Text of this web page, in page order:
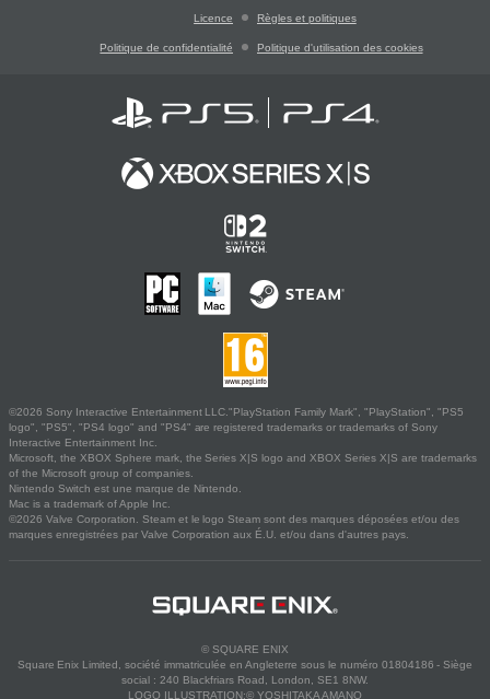
Licence Règles et politiques
Politique de confidentialité Politique d'utilisation des cookies
©2026 Sony Interactive Entertainment LLC."PlayStation Family Mark", "PlayStation", "PS5
logo", "PS5", "PS4 logo" and "PS4" are registered trademarks or trademarks of Sony
Interactive Entertainment Inc.
Microsoft, the XBOX Sphere mark, the Series X|S logo and XBOX Series X|S are trademarks
of the Microsoft group of companies.
Nintendo Switch est une marque de Nintendo.
Mac is a trademark of Apple Inc.
©2026 Valve Corporation. Steam et le logo Steam sont des marques déposées et/ou des
marques enregistrées par Valve Corporation aux É.U. et/ou dans d'autres pays.
© SQUARE ENIX
Square Enix Limited, société immatriculée en Angleterre sous le numéro 01804186 - Siège
social : 240 Blackfriars Road, London, SE1 8NW.
LOGO ILLUSTRATION:© YOSHITAKA AMANO